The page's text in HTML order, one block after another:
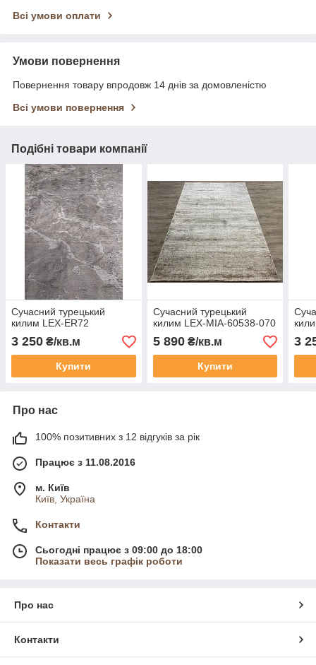
Всі умови оплати
Умови повернення
Повернення товару впродовж 14 днів за домовленістю
Всі умови повернення
Подібні товари компанії
Сучасний турецький
килим LEX-ER72
3 250 ₴/кв.м
Купити
Сучасний турецький
килим LEX-MIA-60538-070
5 890₴/кв.м
Купити
3
Про нас
100% позитивних з 12 відгуків за рік
Працює з 11.08.2016
м. Київ
Київ, Україна
Контакти
Сьогодні працює з 09:00 до 18:00
Показати весь графік роботи
Про нас
Контакти